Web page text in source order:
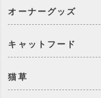
オーナーグッズ
キャットフード
猫草